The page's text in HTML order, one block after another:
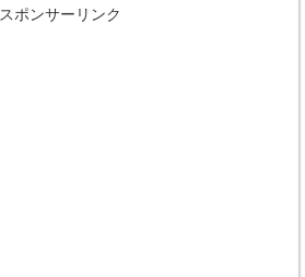
スポンサーリンク